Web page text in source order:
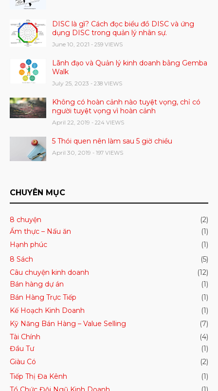
DISC là gì? Cách đọc biểu đồ DISC và ứng
dụng DISC trong quản lý nhân sự.
June 10, 2021 - 259 VIEWS
Lãnh đạo và Quản lý kinh doanh bằng Gemba
Walk
July 25, 2023 - 238 VIEWS
Không có hoàn cảnh nào tuyệt vọng, chỉ có
người tuyệt vọng vì hoàn cảnh
April 22, 2019 - 224 VIEWS
5 Thói quen nên làm sau 5 giờ chiều
April 30, 2019 - 197 VIEWS
CHUYÊN MỤC
8 chuyện
(2)
Ẩm thực – Nấu ăn
(1)
Hạnh phúc
(1)
8 Sách
(5)
Câu chuyện kinh doanh
(12)
Bán hàng dự án
(1)
Bán Hàng Trực Tiếp
(1)
Kế Hoạch Kinh Doanh
(1)
Kỹ Năng Bán Hàng – Value Selling
(7)
Tài Chính
(4)
Đầu Tư
(1)
Giàu Có
(2)
Tiếp Thị Đa Kênh
(1)